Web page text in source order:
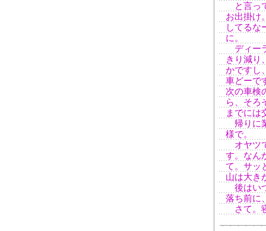
と言っ
お出掛け
してるな
に。
ディー
きり減り
かですし
車どーで
次の車検
ら、そろ
までには
帰りに
様で。
オヤツ
す。なん
て。サッ
山は大き
後はい
落ち前に
さて。